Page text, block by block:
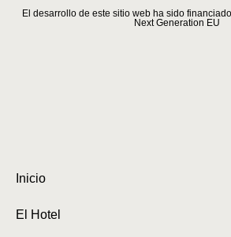
El desarrollo de este sitio web ha sido
Next Generation EU
Inicio
El Hotel